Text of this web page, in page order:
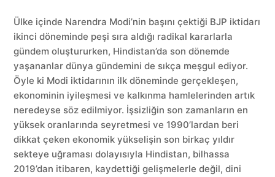
Ülke içinde Narendra Modi’nin başını çektiği BJP iktidarı
ikinci döneminde peşi sıra aldığı radikal kararlarla
gündem oluştururken, Hindistan’da son dönemde
yaşananlar dünya gündemini de sıkça meşgul ediyor.
Öyle ki Modi iktidarının ilk döneminde gerçekleşen,
ekonominin iyileşmesi ve kalkınma hamlelerinden artık
neredeyse söz edilmiyor. İşsizliğin son zamanların en
yüksek oranlarında seyretmesi ve 1990’lardan beri
dikkat çeken ekonomik yükselişin son birkaç yıldır
sekteye uğraması dolayısıyla Hindistan, bilhassa
2019’dan itibaren, kaydettiği gelişmelerle değil, dini